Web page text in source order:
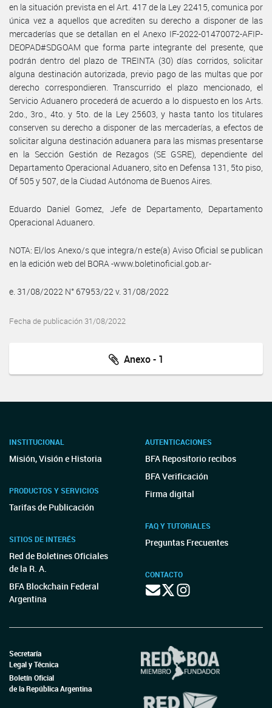
en la situación prevista en el Art. 417 de la Ley 22415, comunica por
única vez a aquellos que acrediten su derecho a disponer de las
mercaderías que se detallan en el Anexo IF-2022-01470072-AFIP-
DEOPAD#SDGOAM que forma parte integrante del presente, que
podrán dentro del plazo de TREINTA (30) días corridos, solicitar
alguna destinación autorizada, previo pago de las multas que por
derecho correspondieren. Transcurrido el plazo mencionado, el
Servicio Aduanero procederá de acuerdo a lo dispuesto en los Arts.
2do., 3ro., 4to. y 5to. de la Ley 25603, y hasta tanto los titulares
conserven su derecho a disponer de las mercaderías, a efectos de
solicitar alguna destinación aduanera para las mismas presentarse
en la Sección Gestión de Rezagos (SE GSRE), dependiente del
Departamento Operacional Aduanero, sito en Defensa 131, 5to piso,
Of 505 y 507, de la Ciudad Autónoma de Buenos Aires.
Eduardo Daniel Gomez, Jefe de Departamento, Departamento
Operacional Aduanero.
NOTA: El/los Anexo/s que integra/n este(a) Aviso Oficial se publican
en la edición web del BORA -www.boletinoficial.gob.ar-
e. 31/08/2022 N° 67953/22 v. 31/08/2022
Fecha de publicación 31/08/2022
Anexo - 1
INSTITUCIONAL
Misión, Visión e Historia
PRODUCTOS Y SERVICIOS
Tarifas de Publicación
SITIOS DE INTERÉS
Red de Boletines Oficiales
de la R. A.
BFA Blockchain Federal
Argentina
AUTENTICACIONES
BFA Repositorio recibos
BFA Verificación
Firma digital
FAQ Y TUTORIALES
Preguntas Frecuentes
CONTACTO
Secretaría
Legal y Técnica
Boletín Oficial
de la República Argentina